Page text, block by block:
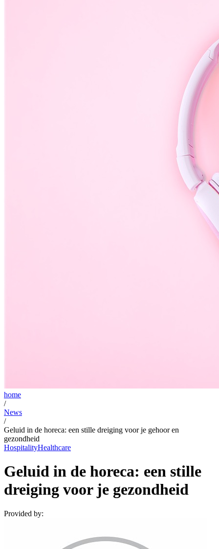
home
/
News
/
Geluid in de horeca: een stille dreiging voor je gehoor en
gezondheid
HospitalityHealthcare
Geluid in de horeca: een stille
dreiging voor je gezondheid
Provided by: